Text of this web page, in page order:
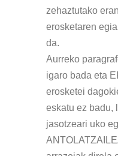
zehaztutako
erosketaren
da.
Aurreko
igaro bada eta
erosketei
eskatu ez badu,
jasotzeari uko